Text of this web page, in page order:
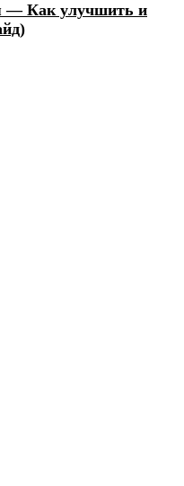
— Как улучшить и